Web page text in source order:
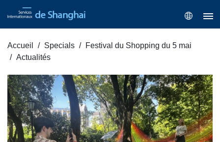
Accueil Specials
Festival du Shopping du 5 mai
Actualités